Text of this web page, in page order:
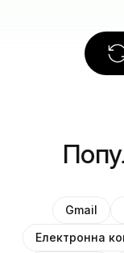
Gmail
Електронна